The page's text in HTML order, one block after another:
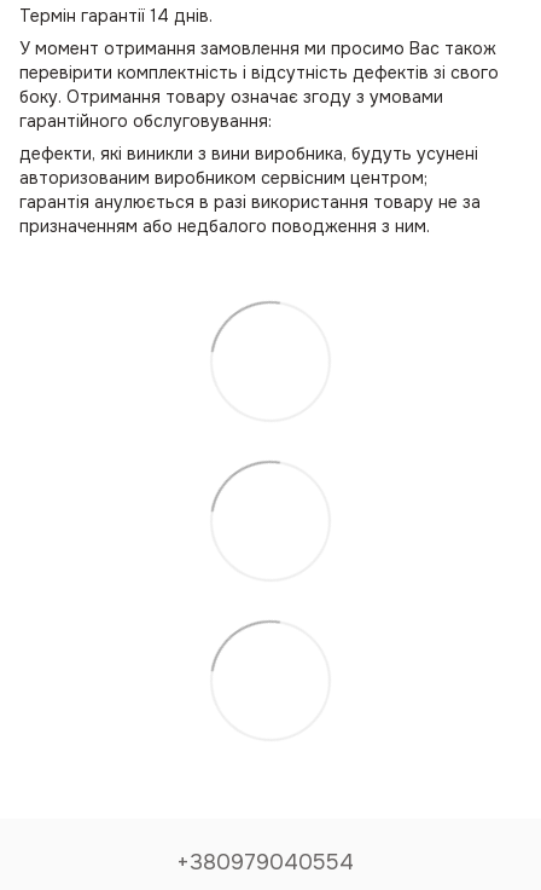
Термін гарантії 14 днів.
У момент отримання замовлення ми просимо Вас також
перевірити комплектність і відсутність дефектів зі свого
боку. Отримання товару означає згоду з умовами
гарантійного обслуговування:
дефекти, які виникли з вини виробника, будуть усунені
авторизованим виробником сервісним центром;
гарантія анулюється в разі використання товару не за
призначенням або недбалого поводження з ним.
+380979040554